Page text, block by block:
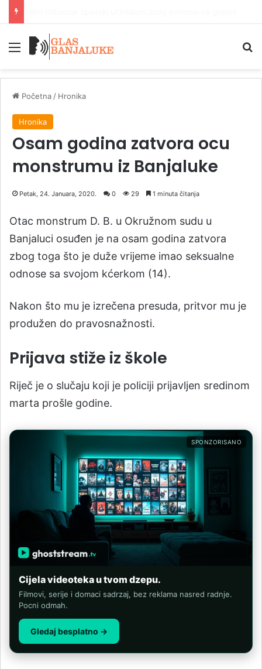
Meni
Početna / Hronika
Hronika
Osam godina zatvora ocu
monstrumu iz Banjaluke
Petak, 24. Januara, 2020. 0 29 1 minuta čitanja
Otac monstrum D. B. u Okružnom sudu u
Banjaluci osuđen je na osam godina zatvora
zbog toga što je duže vrijeme imao seksualne
odnose sa svojom kćerkom (14).
Nakon što mu je izrečena presuda, pritvor mu je
produžen do pravosnažnosti.
Prijava stiže iz škole
Riječ je o slučaju koji je policiji prijavljen sredinom
marta prošle godine.
SPONZORISANO
Cijela videoteka u tvom dzepu.
Filmovi, serije i domaci sadrzaj, bez reklama nasred radnje.
Pocni odmah.
Gledaj besplatno →